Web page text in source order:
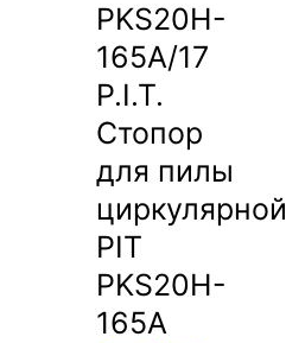
PKS20H-
165A/17
P.I.T.
Стопор
для пилы
циркулярной
PIT
PKS20H-
165A